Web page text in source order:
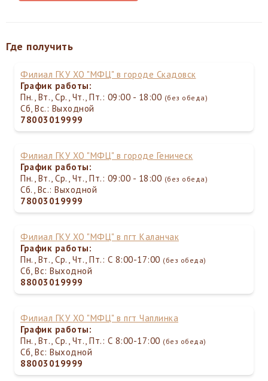
Где получить
Филиал ГКУ ХО "МФЦ" в городе Скадовск
График работы:
Пн., Вт., Ср., Чт., Пт.: 09:00 - 18:00 (без обеда)
Сб, Вс.: Выходной
78003019999
Филиал ГКУ ХО "МФЦ" в городе Геническ
График работы:
Пн., Вт., Ср., Чт., Пт.: 09:00 - 18:00 (без обеда)
Сб., Вс.: Выходной
78003019999
Филиал ГКУ ХО "МФЦ" в пгт Каланчак
График работы:
Пн., Вт., Ср., Чт., Пт.: С 8:00-17:00 (без обеда)
Сб, Вс: Выходной
88003019999
Филиал ГКУ ХО "МФЦ" в пгт Чаплинка
График работы:
Пн., Вт., Ср., Чт., Пт.: С 8:00-17:00 (без обеда)
Сб, Вс: Выходной
88003019999